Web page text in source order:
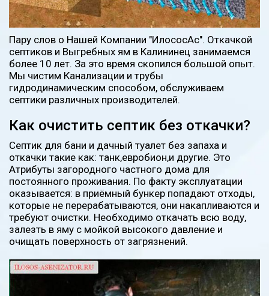
Пару слов о Нашей Компании "ИлососАс". Откачкой
септиков и Выгребных ям в Калининец занимаемся
более 10 лет. За это время скопился большой опыт.
Мы чистим Канализации и трубы
гидродинамическим способом, обслуживаем
септики различных производителей.
Как очистить септик без откачки?
Септик для бани и дачный туалет без запаха и
откачки такие как: танк,евробион,и другие. Это
Атрибуты загородного частного дома для
постоянного проживания. По факту эксплуатации
оказывается: в приёмный бункер попадают отходы,
которые не перерабатываются, они накапливаются и
требуют очистки. Необходимо откачать всю воду,
залезть в яму с мойкой высокого давление и
очищать поверхность от загрязнений.